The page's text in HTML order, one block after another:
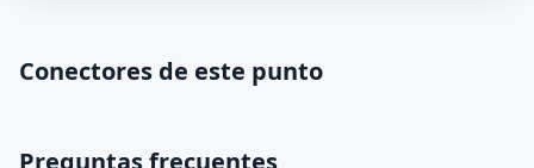
Conectores de este punto
Preguntas frecuentes